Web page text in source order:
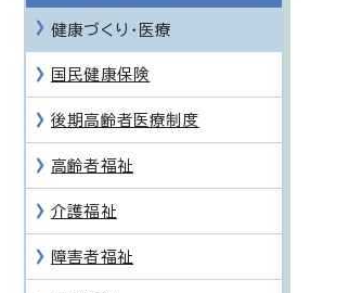
健康づくり・医療
国民健康保険
後期高齢者医療制度
高齢者福祉
介護福祉
障害者福祉